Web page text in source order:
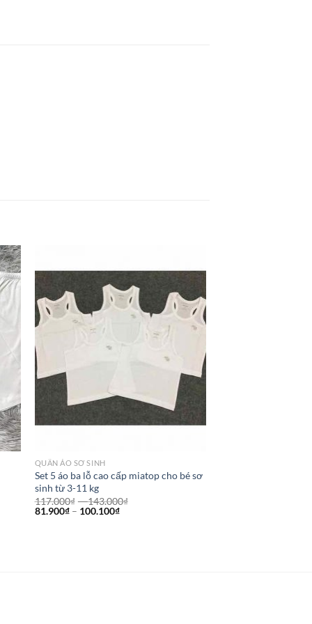
QUẦN ÁO SƠ SINH
Set 5 áo ba lỗ cao cấp miatop cho bé sơ
sinh từ 3-11 kg
117.000₫ –143.000₫
81.900₫– 100.100₫